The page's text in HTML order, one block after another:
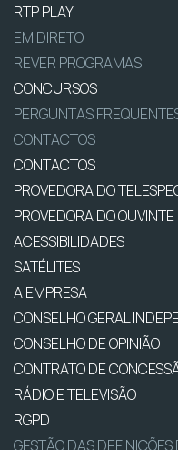
RTP PLAY
EM DIRETO
REVER PROGRAMAS
CONCURSOS
PERGUNTAS
CONTACTOS
CONTACTOS
PROVEDORA DO
PROVEDORA DO OUVINTE
ACESSIBILIDADES
SATÉLITES
A EMPRESA
CONSELHO GERAL
CONSELHO DE OPINIÃO
CONTRATO DE
RÁDIO E TELEVISÃO
RGPD
GESTÃO DAS DEFINIÇÕES